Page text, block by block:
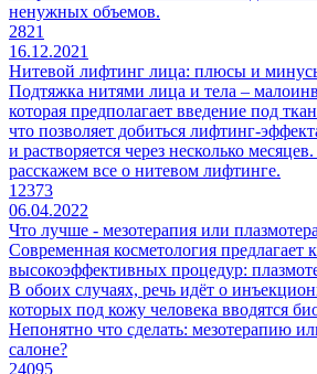
ненужных объемов.
2821
16.12.2021
Нитевой лифтинг лица: плюсы и
Подтяжка нитями лица и тела –
которая предполагает введение под
что позволяет добиться лифтинг-
и растворяется через несколько
расскажем все о нитевом лифтинге.
12373
06.04.2022
Что лучше - мезотерапия или
Современная косметология предлагает
высокоэффективных процедур:
В обоих случаях, речь идёт о
которых под кожу человека вводятся
Непонятно что сделать: мезотерапию
салоне?
24095